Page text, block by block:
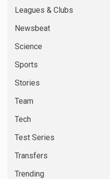
Leagues & Clubs
Newsbeat
Science
Sports
Stories
Team
Tech
Test Series
Transfers
Trending